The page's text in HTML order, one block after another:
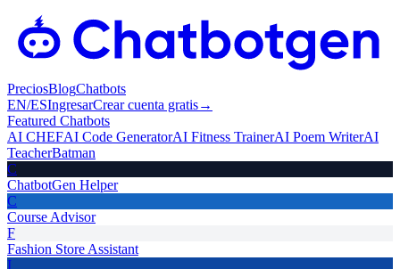
PreciosBlogChatbots
EN/ESIngresarCrear cuenta gratis→
Featured Chatbots
AI CHEFAI Code GeneratorAI Fitness TrainerAI Poem WriterAI
TeacherBatman
C
ChatbotGen Helper
C
Course Advisor
F
Fashion Store Assistant
I